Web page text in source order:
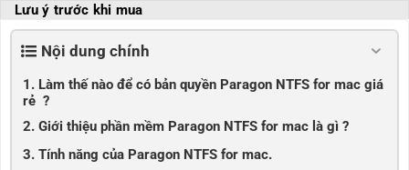
Lưu ý trước khi mua
Nội dung chính
1. Làm thế nào để có bản quyền Paragon NTFS for mac giá
rẻ ?
2. Giới thiệu phần mềm Paragon NTFS for mac là gì ?
3. Tính năng của Paragon NTFS for mac.